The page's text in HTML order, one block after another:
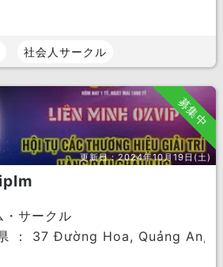
社会人サークル
募集中
更新日：2024年10月19日(土)
・サークル
： 37 Đường Hoa, Quảng An,